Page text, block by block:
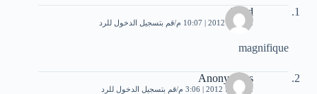
hafid
12 مايو، 2012 | 10:07 م قم بتسجيل الدخول للرد
magnifique
Anonymous
22 يوليو، 2012 | 3:06 م قم بتسجيل الدخول للرد